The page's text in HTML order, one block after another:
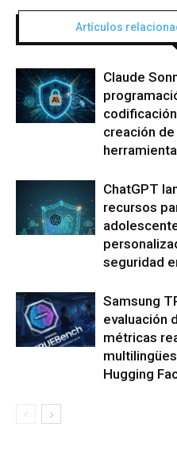
Artículos
Claude
creación
ChatGPT
recursos
seguridad
Samsung
evaluación
métricas
Hugging